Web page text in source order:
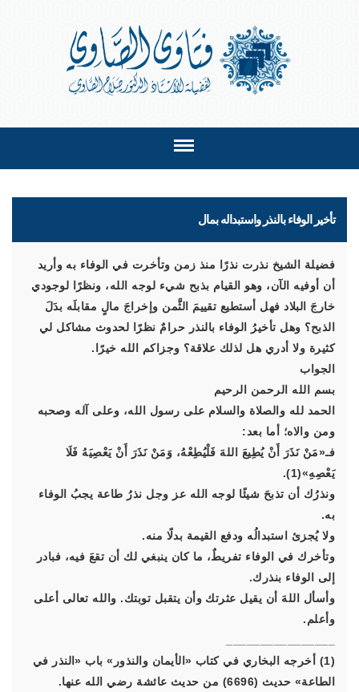
تأخير الوفاء بالنذر واستبداله بمال
فضيلة الشيخ نذرت نذرًا منذ زمن وتأخرت في الوفاء به وأريد
أن أوفيه الآن، وهو القيام بذبح شيء لوجه الله، ونظرًا لوجودي
خارجَ البلاد فهل أستطيع تقييمَ الثَّمن وإخراجَ مالٍ مقابلَه بدَلَ
الذبح؟ وهل تأخيرُ الوفاء بالنذر حرامٌ نظرًا لحدوث مشاكل لي
كثيرة ولا أدري هل لذلك علاقة؟ وجزاكم الله خيرًا.
الجواب
بسم الله الرحمن الرحيم
الحمد لله والصلاة والسلام على رسول الله، وعلى آله وصحبه
ومن والاه؛ أما بعد:
فـ«مَنْ نَذَرَ أَنْ يُطِيعَ اللهَ فَلْيُطِعْهُ، وَمَنْ نَذَرَ أَنْ يَعْصِيَهُ فَلَا
يَعْصِهِ»(1).
ونذرُك أن تذبحَ شيئًا لوجه الله عز وجل نذرُ طاعة يجبُ الوفاء
به.
ولا يُجزئ استبدالُه ودفع القيمة بدلًا منه.
وتأخرك في الوفاء تفريطٌ، ما كان ينبغي لك أن تقعَ فيه، فبادر
إلى الوفاء بنذرك.
وأسأل اللهَ أن يقيل عثرتك وأن يتقبل توبتك. والله تعالى أعلى
وأعلم.
(1) أخرجه البخاري في كتاب «الأيمان والنذور» باب «النذر في
الطاعة» حديث (6696) من حديث عائشة رضي الله عنها.